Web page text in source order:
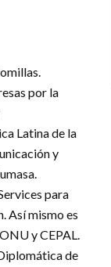
por la
Latina de la
y
para
Así mismo es
y CEPAL.
de